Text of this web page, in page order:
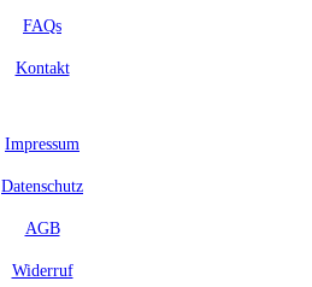
FAQs
Kontakt
Impressum
Datenschutz
AGB
Widerruf